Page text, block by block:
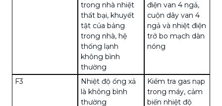
trong nhà nhiệt
thất bại, khuyết
tật của bảng
trong nhà, hệ
thống lạnh
không bình
thường
điện van 4 ngả,
cuộn dây van 4
ngả và nhiệt điện
trở bo mạch dàn
nóng
F3
Nhiệt độ ống xả
là không bình
thường
Kiểm tra gas nạp
trong máy, cảm
biến nhiệt độ